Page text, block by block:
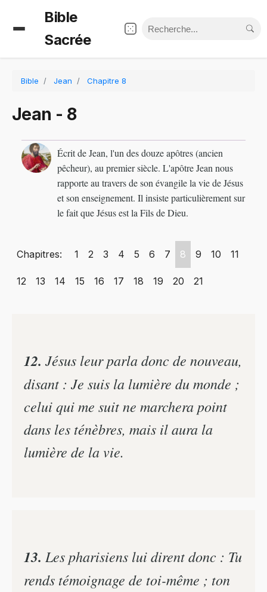
Bible
Sacrée
Bible Jean Chapitre 8
Jean - 8
Écrit de Jean, l'un des douze apôtres (ancien
pêcheur), au premier siècle. L'apôtre Jean nous
rapporte au travers de son évangile la vie de Jésus
et son enseignement. Il insiste particulièrement sur
le fait que Jésus est la Fils de Dieu.
Chapitres: 1 2 3 4 5 6 7 8 9 10 11
12 13 14 15 16 17 18 19 20 21
12. Jésus leur parla donc de nouveau,
disant : Je suis la lumière du monde ;
celui qui me suit ne marchera point
dans les ténèbres, mais il aura la
lumière de la vie.
13. Les pharisiens lui dirent donc : Tu
rends témoignage de toi-même ; ton